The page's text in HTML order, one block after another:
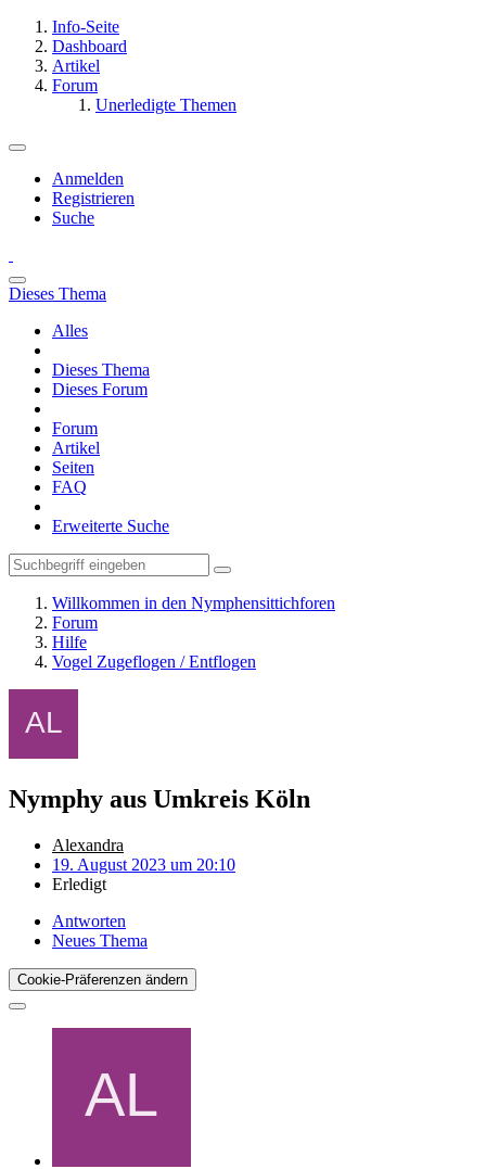
Info-Seite
Dashboard
Artikel
Forum
Unerledigte Themen
Anmelden
Registrieren
Suche
Dieses Thema
Alles
Dieses Thema
Dieses Forum
Forum
Artikel
Seiten
FAQ
Erweiterte Suche
Willkommen in den Nymphensittichforen
Forum
Hilfe
Vogel Zugeflogen / Entflogen
Nymphy aus Umkreis Köln
Alexandra
19. August 2023 um 20:10
Erledigt
Antworten
Neues Thema
Cookie-Präferenzen ändern